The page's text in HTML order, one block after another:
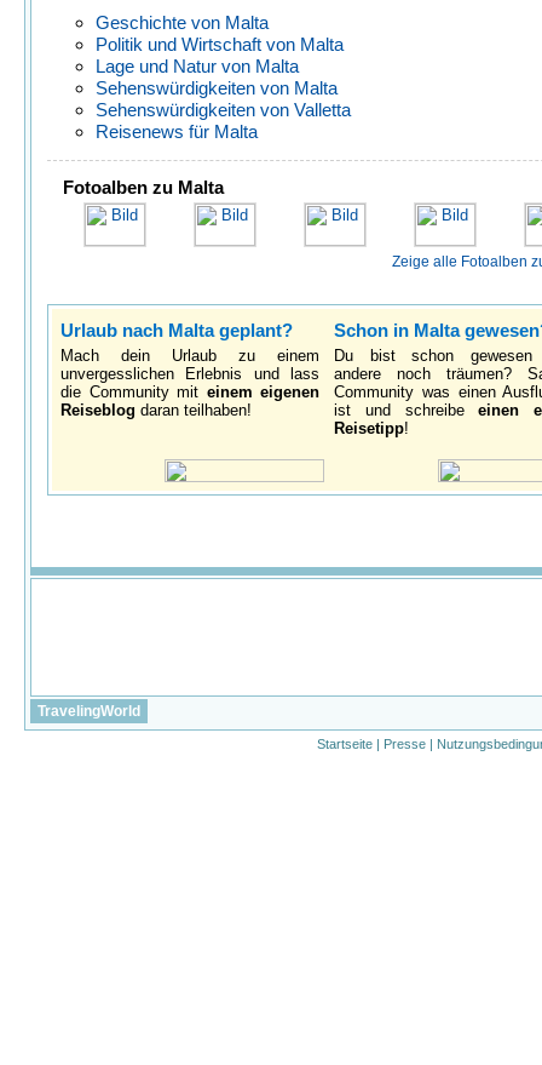
Geschichte von Malta
Politik und Wirtschaft von Malta
Lage und Natur von Malta
Sehenswürdigkeiten von Malta
Sehenswürdigkeiten von Valletta
Reisenews für Malta
Fotoalben zu Malta
Zeige alle Fotoalben
Urlaub nach Malta geplant?
Mach dein Urlaub zu einem
unvergesslichen Erlebnis und lass
die Community mit einem eigenen
Reiseblog daran teilhaben!
Schon in Malta
Du bist schon gewesen
andere noch träumen?
Community was einen
ist und schreibeeinen
Reisetipp!
TravelingWorld
Startseite | Presse |